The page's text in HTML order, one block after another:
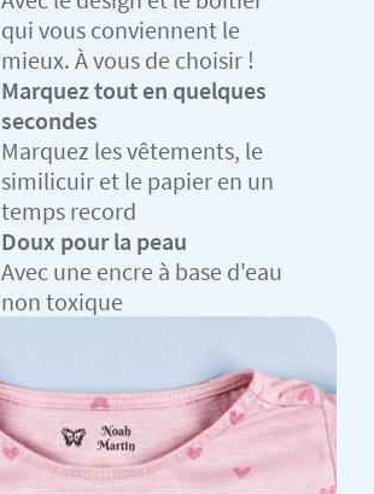
qui vous conviennent le
mieux. À vous de choisir !
Marquez tout en quelques
secondes
Marquez les vêtements, le
similicuir et le papier en un
temps record
Doux pour la peau
Avec une encre à base d'eau
non toxique